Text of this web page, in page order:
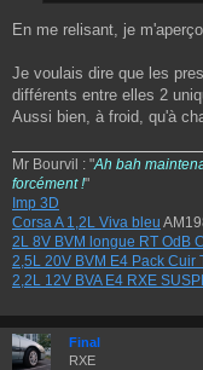
En me relisant, je
Je voulais dire que les
différents entre elles 2
Aussi bien, à froid, qu'à
Mr Bourvil : "Ah bah
forcément !"
Imp 3D
Corsa A 1,2L Viva bleu
2L 8V BVM longue RT OdB
2,5L 20V BVM E4 Pack Cuir
2,2L 12V BVA E4 RXE
Final
RXE